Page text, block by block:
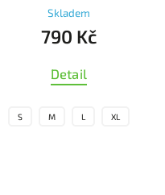
Skladem
790 Kč
Detail
S M L XL